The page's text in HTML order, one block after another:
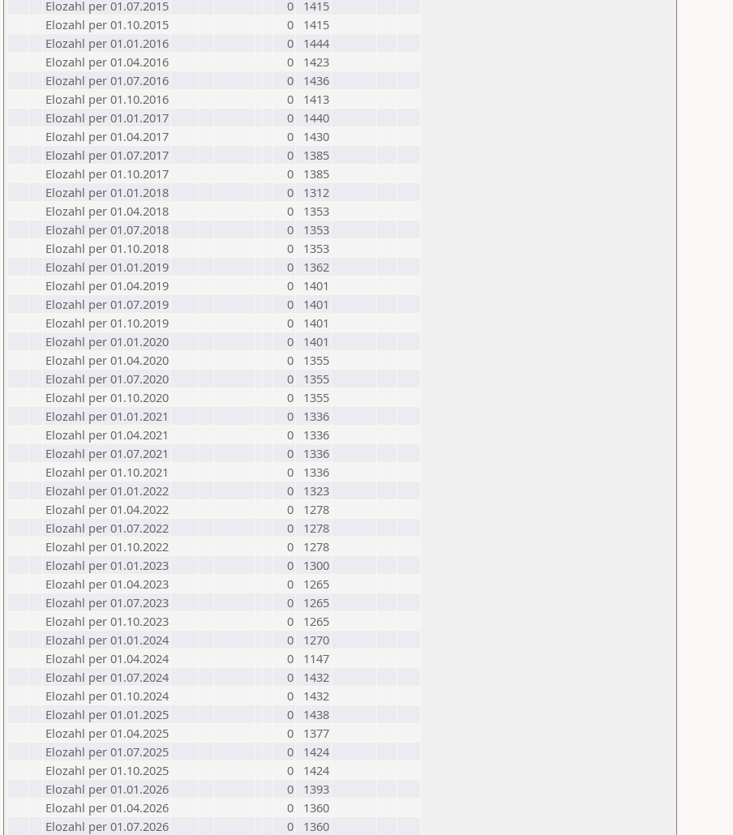
Elozahl per 01.07.2015
0
1415
Elozahl per 01.10.2015
0
1415
Elozahl per 01.01.2016
0
1444
Elozahl per 01.04.2016
0
1423
Elozahl per 01.07.2016
0
1436
Elozahl per 01.10.2016
0
1413
Elozahl per 01.01.2017
0
1440
Elozahl per 01.04.2017
0
1430
Elozahl per 01.07.2017
0
1385
Elozahl per 01.10.2017
0
1385
Elozahl per 01.01.2018
0
1312
Elozahl per 01.04.2018
0
1353
Elozahl per 01.07.2018
0
1353
Elozahl per 01.10.2018
0
1353
Elozahl per 01.01.2019
0
1362
Elozahl per 01.04.2019
0
1401
Elozahl per 01.07.2019
0
1401
Elozahl per 01.10.2019
0
1401
Elozahl per 01.01.2020
0
1401
Elozahl per 01.04.2020
0
1355
Elozahl per 01.07.2020
0
1355
Elozahl per 01.10.2020
0
1355
Elozahl per 01.01.2021
0
1336
Elozahl per 01.04.2021
0
1336
Elozahl per 01.07.2021
0
1336
Elozahl per 01.10.2021
0
1336
Elozahl per 01.01.2022
0
1323
Elozahl per 01.04.2022
0
1278
Elozahl per 01.07.2022
0
1278
Elozahl per 01.10.2022
0
1278
Elozahl per 01.01.2023
0
1300
Elozahl per 01.04.2023
0
1265
Elozahl per 01.07.2023
0
1265
Elozahl per 01.10.2023
0
1265
Elozahl per 01.01.2024
0
1270
Elozahl per 01.04.2024
0
1147
Elozahl per 01.07.2024
0
1432
Elozahl per 01.10.2024
0
1432
Elozahl per 01.01.2025
0
1438
Elozahl per 01.04.2025
0
1377
Elozahl per 01.07.2025
0
1424
Elozahl per 01.10.2025
0
1424
Elozahl per 01.01.2026
0
1393
Elozahl per 01.04.2026
0
1360
Elozahl per 01.07.2026
0 1360